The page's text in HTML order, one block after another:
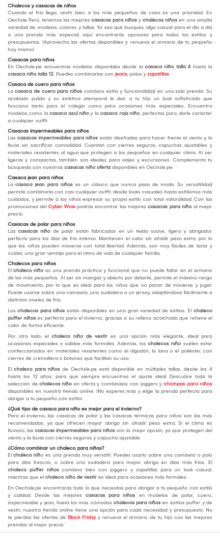
Chalecos y casacas de niños
Cuando el frío llega, vestir bien a los más pequeños de casa es una prioridad. En
Oechsle Perú, tenemos las mejores casacas para niños y chalecos niños en una amplia
variedad de modelos, colores y tallas. Ya sea que busques algo casual para el día a día
o una prenda más especial, aquí encontrarás opciones para todos los estilos y
presupuestos. ¡Aprovecha las ofertas disponibles y renueva el armario de tu pequeño
hoy mismo!
Casacas para niños
En Oechsle.pe encuentras modelos disponibles desde la casaca niño talla 4 hasta la
casaca niño talla 12. Puedes combinarlas con jeans, polos y zapatillas.
Casaca de cuero para niños
La casaca de cuero para niños combina estilo y funcionalidad en una sola prenda. Su
acabado pulido y su estética atemporal le dan a tu hijo un look sofisticado que
funciona tanto para el colegio como para ocasiones más especiales. Encuentra
modelos como la casaca azul niño y la casaca roja niño, perfectas para darle carácter
a cualquier outfit.
Casacas impermeables para niños
Las casacas impermeables para niños están diseñadas para hacer frente al viento y la
lluvia sin sacrificar comodidad. Cuentan con cierres seguros, capuchas ajustables y
materiales resistentes al agua que protegen a los pequeños en cualquier clima. Al ser
ligeras y compactas, también son ideales para viajes y excursiones. Complementa tu
búsqueda con nuestras casacas niño oferta disponibles en Oechsle.pe.
Casaca jean para niños
La casaca jean para niños es un clásico que nunca pasa de moda. Su versatilidad
permite combinarla con casi cualquier outfit, desde looks casuales hasta estilismos más
cuidados, y permite a los niños expresar su propio estilo con total naturalidad. Con las
promociones del Cyber Wow podrás encontrar las mejores casacas para niño al mejor
precio.
Casacas de polar para niños
Las casacas niño de polar están fabricadas en un tejido suave, ligero y abrigador,
perfecto para los días de frío intenso. Mantienen el calor sin añadir peso extra, por lo
que los niños pueden moverse con total libertad. Además, son muy fáciles de lavar y
cuidar, una gran ventaja para el ritmo de vida de cualquier familia.
Chalecos para niños
El chaleco niño es una prenda práctica y funcional que no puede faltar en el armario
de los más pequeños. Al ser sin mangas y abierto por delante, permite el máximo rango
de movimiento, por lo que es ideal para los niños que no paran de moverse y jugar.
Puede usarse sobre una camiseta, una sudadera o un jersey, adaptándose fácilmente a
distintos niveles de frío.
Los chalecos para niños están disponibles en una gran variedad de estilos. El chaleco
puffer niños es perfecto para el invierno, gracias a su relleno acolchado que retiene el
calor de forma eficiente.
Por otro lado, el chaleco niño de vestir es una opción más elegante, ideal para
ocasiones especiales o salidas más formales. Además, los chalecos niño suelen estar
confeccionados en materiales resistentes como el algodón, la lana o el poliéster, con
cierres de cremallera o botones que facilitan su uso.
El chaleco para niños de Oechsle.pe está disponible en múltiples tallas, desde los 4
hasta los 12 años, para que siempre encuentres el ajuste ideal. Descubre toda la
selección de chalecos niño en oferta y combínalos con joggers y chompas para niños
disponibles en nuestra tienda online. ¡No esperes más y elige la prenda perfecta para
abrigar a tu pequeño con estilo!
¿Qué tipo de casaca para niño es mejor para el invierno?
Para el invierno, las casacas de polar y las casacas térmicas para niños son las más
recomendadas, ya que ofrecen mayor abrigo sin añadir peso extra. Si el clima es
lluvioso, las casacas impermeables para niños son la mejor opción, ya que protegen del
viento y la lluvia con cierres seguros y capucha ajustable.
¿Cómo combinar un chaleco para niños?
El chaleco niño es una prenda muy versátil. Puedes usarlo sobre una camiseta o polo
para días frescos, o sobre una sudadera para mayor abrigo en días más fríos. El
chaleco puffer niños combina bien con joggers y zapatillas para un look casual,
mientras que el chaleco niño de vestir es ideal para ocasiones más formales.
En Oechsle.pe encontrarás todo lo que necesitas para abrigar a tu pequeño con estilo
y calidad. Desde las mejores casacas para niños en modelos de polar, cuero,
impermeable y jean, hasta los más cómodos chalecos para niños en estilos puffer y de
vestir, nuestra tienda online tiene una opción para cada necesidad y presupuesto. No
te pierdas las ofertas de Black Fridayy renueva el armario de tu hijo con las mejores
prendas al mejor precio.